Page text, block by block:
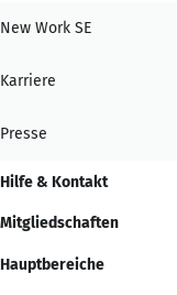
New Work SE
Karriere
Presse
Hilfe & Kontakt
Mitgliedschaften
Hauptbereiche